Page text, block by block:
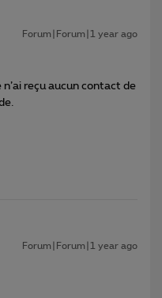
Forum|Forum|1 year ago
reçu aucun contact de
Forum|Forum|1 year ago